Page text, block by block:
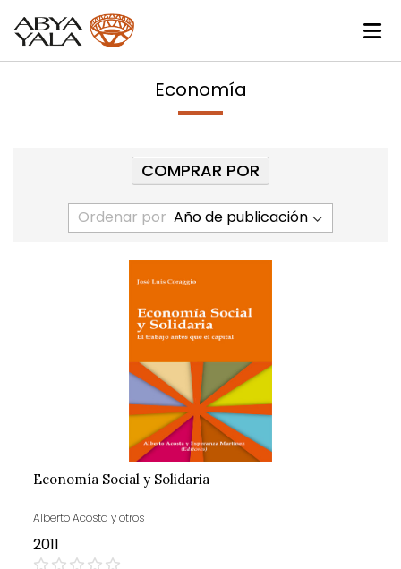
Economía
Ordenar por
Economía Social y Solidaria
Alberto Acosta y otros
2011
COMPRAR POR